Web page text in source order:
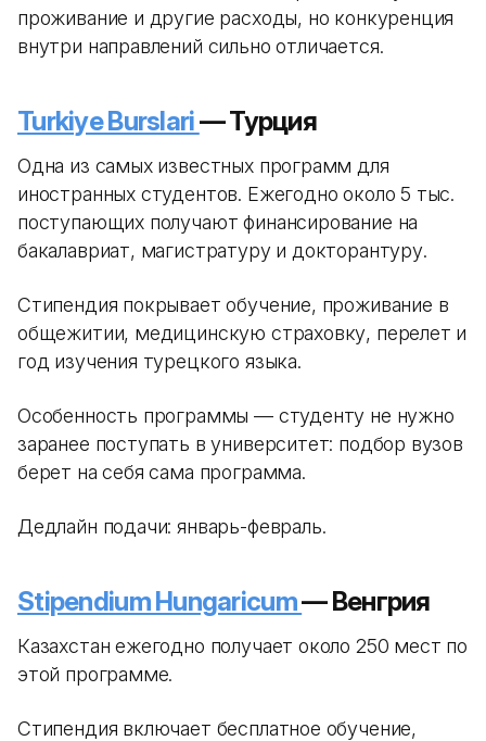
проживание и другие расходы, но конкуренция
внутри направлений сильно отличается.
Turkiye Burslari— Турция
Одна из самых известных программ для
иностранных студентов. Ежегодно около 5 тыс.
поступающих получают финансирование на
бакалавриат, магистратуру и докторантуру.
Стипендия покрывает обучение, проживание в
общежитии, медицинскую страховку, перелет и
год изучения турецкого языка.
Особенность программы — студенту не нужно
заранее поступать в университет: подбор вузов
берет на себя сама программа.
Дедлайн подачи: январь-февраль.
Stipendium Hungaricum— Венгрия
Казахстан ежегодно получает около 250 мест по
этой программе.
Стипендия включает бесплатное обучение,